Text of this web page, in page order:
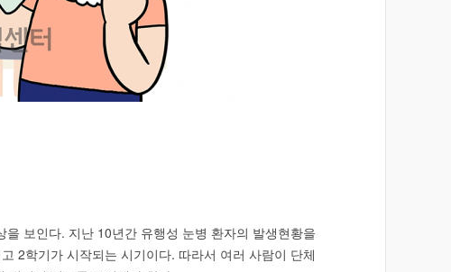
보인다. 지난 10년간 유행성 눈병 환자의 발생현황을
2학기가 시작되는 시기이다. 따라서 여러 사람이 단체